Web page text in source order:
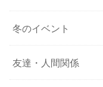
冬のイベント
友達・人間関係